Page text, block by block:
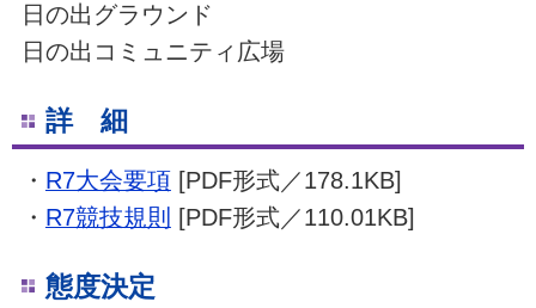
日の出グラウンド
日の出コミュニティ広場
詳 細
・ R7大会要項[PDF形式／178.1KB]
・ R7競技規則 [PDF形式／110.01KB]
態度決定